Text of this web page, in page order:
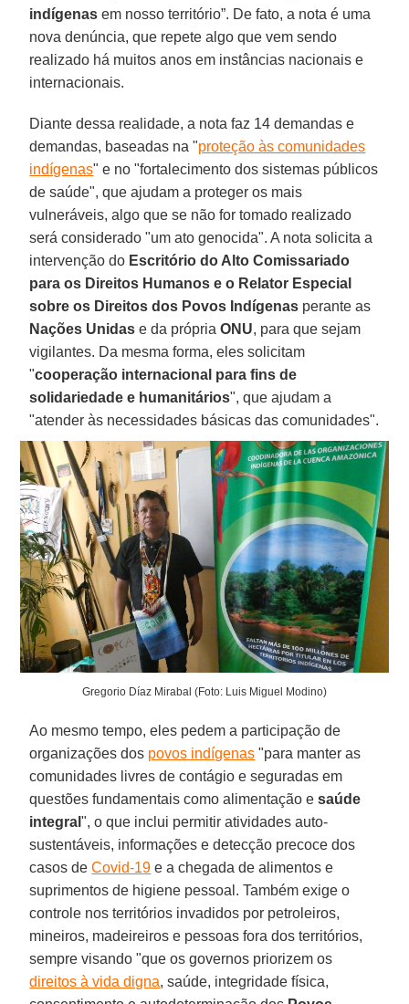
indígenas em nosso território”. De fato, a nota é uma
nova denúncia, que repete algo que vem sendo
realizado há muitos anos em instâncias nacionais e
internacionais.
Diante dessa realidade, a nota faz 14 demandas e
demandas, baseadas na "proteção às comunidades
indígenas" e no "fortalecimento dos sistemas públicos
de saúde", que ajudam a proteger os mais
vulneráveis, algo que se não for tomado realizado
será considerado "um ato genocida". A nota solicita a
intervenção do Escritório do Alto Comissariado
para os Direitos Humanos e o Relator Especial
sobre os Direitos dos Povos Indígenas perante as
Nações Unidas e da própriaONU, para que sejam
vigilantes. Da mesma forma, eles solicitam
"cooperação internacional para fins de
solidariedade e humanitários", que ajudam a
"atender às necessidades básicas das comunidades".
Gregorio Díaz Mirabal (Foto: Luis Miguel Modino)
Ao mesmo tempo, eles pedem a participação de
organizações dos povos indígenas "para manter as
comunidades livres de contágio e seguradas em
questões fundamentais como alimentação esaúde
integral", o que inclui permitir atividades auto-
sustentáveis, informações e detecção precoce dos
casos deCovid-19 e a chegada de alimentos e
suprimentos de higiene pessoal. Também exige o
controle nos territórios invadidos por petroleiros,
mineiros, madeireiros e pessoas fora dos territórios,
sempre visando "que os governos priorizem os
direitos à vida digna, saúde, integridade física,